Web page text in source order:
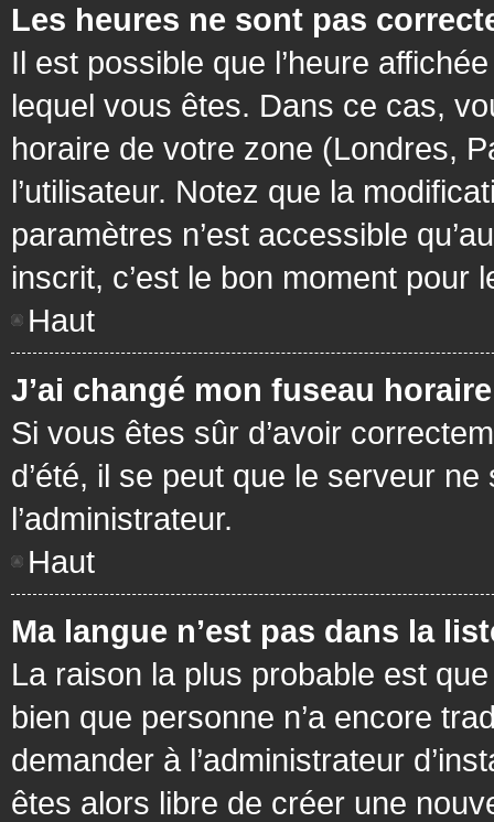
Les heures ne sont pas
Il est possible que l’heure
lequel vous êtes. Dans ce cas,
horaire de votre zone (Londres,
l’utilisateur. Notez que la
paramètres n’est accessible
inscrit, c’est le bon moment pour
Haut
J’ai changé mon fuseau
Si vous êtes sûr d’avoir
d’été, il se peut que le serveur
l’administrateur.
Haut
Ma langue n’est pas dans la
La raison la plus probable est
bien que personne n’a encore
demander à l’administrateur
êtes alors libre de créer une